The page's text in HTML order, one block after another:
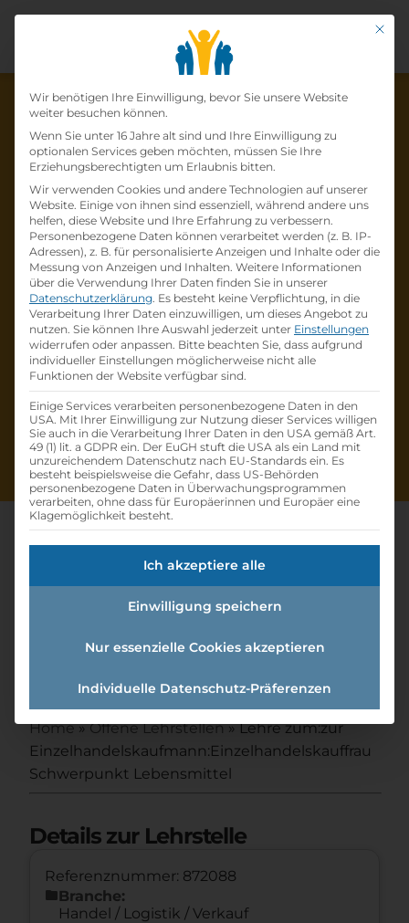
Die Lehrstelle wurde schon
besetzt!
Die LehrstelleLehre zum:zur
Einzelhandelskaufmann:Einzelhandelskauffr
au Schwerpunkt LebensmittelbeiBILLA AG
ist schonbesetzt.
Firmenprofil besuchen
Andere Lehrstelle suchen
Lehre Zum:zur
Einzelhandelskaufmann:einzel
handelskauffrau
Schwerpunkt Lebensmittel
Home»Offene Lehrstellen»Lehre zum:zur
Einzelhandelskaufmann:Einzelhandelskauffrau
Schwerpunkt Lebensmittel
Details zur Lehrstelle
Referenznummer: 872088
folderBranche:
Handel / Logistik / Verkauf
Mit
Datenschutz-
Wir benötigen Ihre Einwilligung, bevor Sie unsere Website
weiter besuchen können.
Wenn Sie unter 16 Jahre alt sind und Ihre Einwilligung zu
optionalen Services geben möchten, müssen Sie Ihre
Erziehungsberechtigten um Erlaubnis bitten.
Wir verwenden Cookies und andere Technologien auf unserer
Website. Einige von ihnen sind essenziell, während andere uns
helfen, diese Website und Ihre Erfahrung zu verbessern.
Personenbezogene Daten können verarbeitet werden (z. B. IP-
Adressen), z. B. für personalisierte Anzeigen und Inhalte oder die
Messung von Anzeigen und Inhalten. Weitere Informationen
über die Verwendung Ihrer Daten finden Sie in unserer
Datenschutzerklärung. Es besteht keine Verpflichtung, in die
Verarbeitung Ihrer Daten einzuwilligen, um dieses Angebot zu
nutzen. Sie können Ihre Auswahl jederzeit unter Einstellungen
widerrufen oder anpassen. Bitte beachten Sie, dass aufgrund
individueller Einstellungen möglicherweise nicht alle
Funktionen der Website verfügbar sind.
Einige Services verarbeiten personenbezogene Daten in den
USA. Mit Ihrer Einwilligung zur Nutzung dieser Services willigen
Sie auch in die Verarbeitung Ihrer Daten in den USA gemäß Art.
49 (1) lit. a GDPR ein. Der EuGH stuft die USA als ein Land mit
unzureichendem Datenschutz nach EU-Standards ein. Es
besteht beispielsweise die Gefahr, dass US-Behörden
personenbezogene Daten in Überwachungsprogrammen
verarbeiten, ohne dass für Europäerinnen und Europäer eine
Klagemöglichkeit besteht.
Ich akzeptiere alle
Einwilligung speichern
Nur essenzielle Cookies akzeptieren
Individuelle Datenschutz-Präferenzen